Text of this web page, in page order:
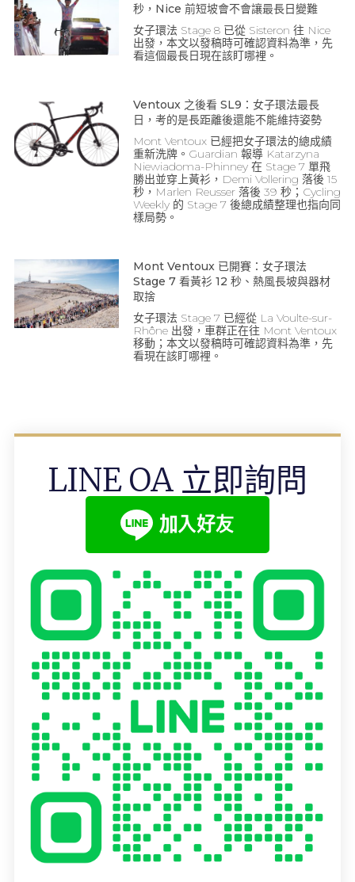
秒，Nice 前短坡會不會讓最長日變難
女子環法 Stage 8 已從 Sisteron 往 Nice
出發，本文以發稿時可確認資料為準，先
看這個最長日現在該盯哪裡。
Ventoux 之後看 SL9：女子環法最長
日，考的是長距離後還能不能維持姿勢
Mont Ventoux 已經把女子環法的總成績
重新洗牌。Guardian 報導 Katarzyna
Niewiadoma-Phinney 在 Stage 7 單飛
勝出並穿上黃衫，Demi Vollering 落後 15
秒，Marlen Reusser 落後 39 秒；Cycling
Weekly 的 Stage 7 後總成績整理也指向同
樣局勢。
Mont Ventoux 已開賽：女子環法
Stage 7 看黃衫 12 秒、熱風長坡與器材
取捨
女子環法 Stage 7 已經從 La Voulte-sur-
Rhône 出發，車群正在往 Mont Ventoux
移動；本文以發稿時可確認資料為準，先
看現在該盯哪裡。
LINE OA 立即詢問